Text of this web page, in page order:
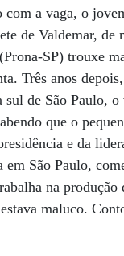
a vaga, o
de Valdemar,
SP) trouxe
Três anos
de São Paulo,
que o
e da
em São Paulo,
na
maluco.